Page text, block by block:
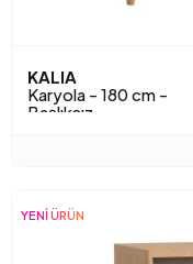
KALIA
Karyola - 180 cm -
Başlıksız
YENİ ÜRÜN